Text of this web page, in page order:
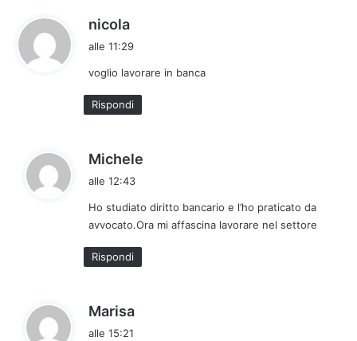
nicola
a
e
t
t
alle 11:29
voglio lavorare in banca
Rispondi
Michele
e
t
alle 12:43
Ho studiato diritto bancario e l’ho praticato da
avvocato.Ora mi affascina lavorare nel settore
Rispondi
Marisa
alle 15:21